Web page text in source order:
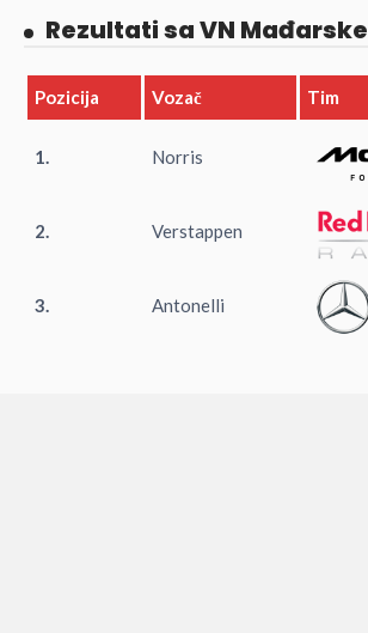
Rezultati sa VN Mađarske
Pozicija Vozač Tim
1. Norris
2. Verstappen
3. Antonelli